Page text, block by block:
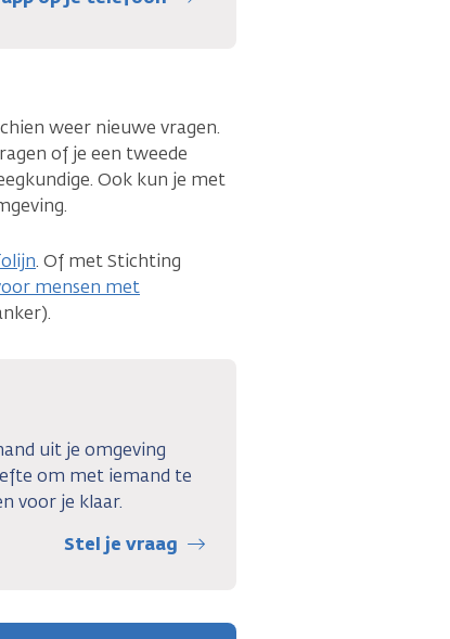
weer nieuwe vragen.
of je een tweede
Ook kun je met
. Of met Stichting
mensen met
uit je omgeving
om met iemand te
voor je klaar.
Stel je vraag